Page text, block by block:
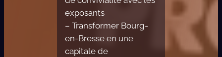
exposants
– Transformer Bourg-
en-Bresse en une
capitale de